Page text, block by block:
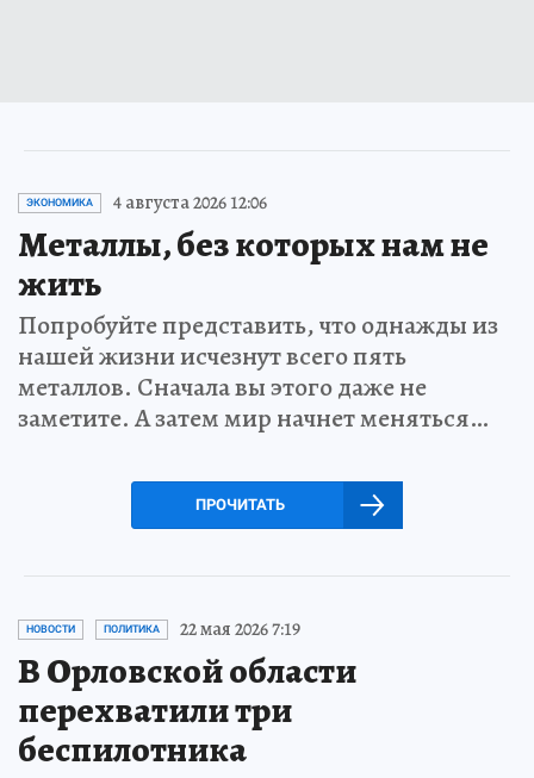
ЭКОНОМИКА 4 августа 2026 12:06
Металлы, без которых нам не
жить
Попробуйте представить, что однажды из
нашей жизни исчезнут всего пять
металлов. Сначала вы этого даже не
заметите. А затем мир начнет меняться…
ПРОЧИТАТЬ
НОВОСТИ ПОЛИТИКА 22 мая 2026 7:19
В Орловской области
перехватили три
беспилотника